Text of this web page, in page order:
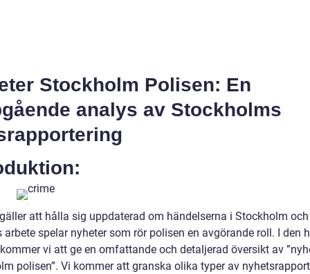
Stockholm Polisen: En
analys av Stockholms
att hålla sig uppdaterad om händelserna i Stockholm och
arbete spelar nyheter som rör polisen en avgörande roll. I den
vi att ge en omfattande och detaljerad översikt av
polisen”. Vi kommer att granska olika typer av